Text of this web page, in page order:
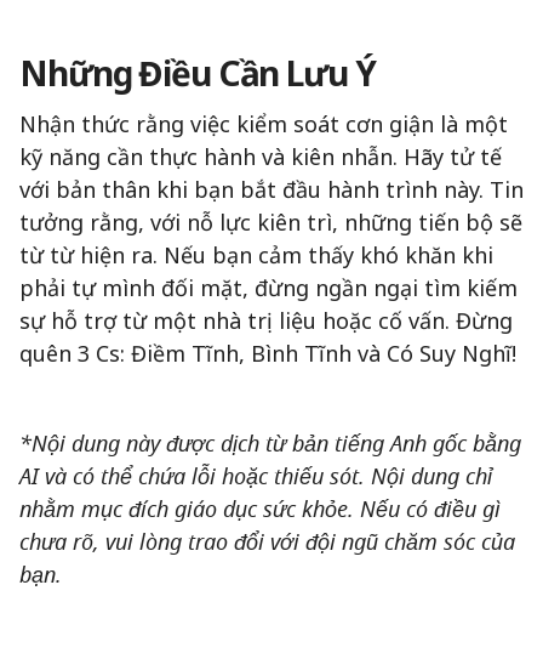
Những Điều Cần Lưu Ý
Nhận thức rằng việc kiểm soát cơn giận là một
kỹ năng cần thực hành và kiên nhẫn. Hãy tử tế
với bản thân khi bạn bắt đầu hành trình này. Tin
tưởng rằng, với nỗ lực kiên trì, những tiến bộ sẽ
từ từ hiện ra. Nếu bạn cảm thấy khó khăn khi
phải tự mình đối mặt, đừng ngần ngại tìm kiếm
sự hỗ trợ từ một nhà trị liệu hoặc cố vấn. Đừng
quên 3 Cs: Điềm Tĩnh, Bình Tĩnh và Có Suy Nghĩ!
*Nội dung này được dịch từ bản tiếng Anh gốc bằng
AI và có thể chứa lỗi hoặc thiếu sót. Nội dung chỉ
nhằm mục đích giáo dục sức khỏe. Nếu có điều gì
chưa rõ, vui lòng trao đổi với đội ngũ chăm sóc của
bạn.